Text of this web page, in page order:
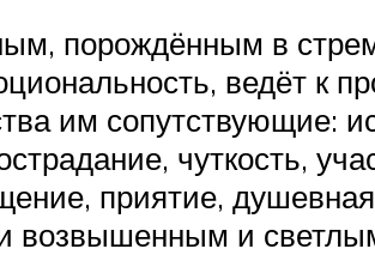
порождённым в
ведёт к
им сопутствующие:
чуткость,
приятие,
возвышенным и